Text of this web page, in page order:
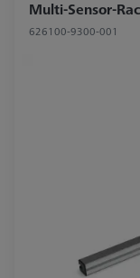
Multi-Sensor-
626100-9300-001